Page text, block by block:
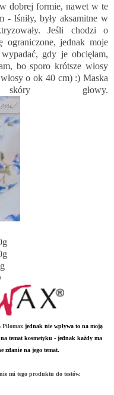
w dobrej formie, nawet w te
- lśniły, były aksamitne w
Jeśli chodzi o
ograniczone, jednak moje
gdy je obcięłam,
bo sporo krótsze włosy
o ok 40 cm) :) Maska
głowy.
Pilomax jednak nie wpływa to na moją
temat kosmetyku - jednak każdy ma
zdanie na jego temat.
mi tego produktu do testów.